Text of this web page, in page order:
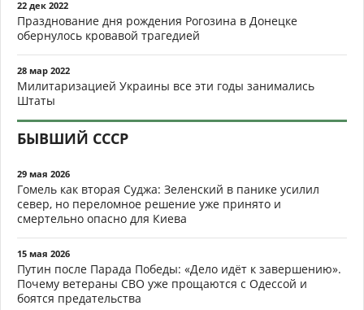
22 дек 2022
Празднование дня рождения Рогозина в Донецке
обернулось кровавой трагедией
28 мар 2022
Милитаризацией Украины все эти годы занимались
Штаты
БЫВШИЙ СССР
29 мая 2026
Гомель как вторая Суджа: Зеленский в панике усилил
север, но переломное решение уже принято и
смертельно опасно для Киева
15 мая 2026
Путин после Парада Победы: «Дело идёт к завершению».
Почему ветераны СВО уже прощаются с Одессой и
боятся предательства